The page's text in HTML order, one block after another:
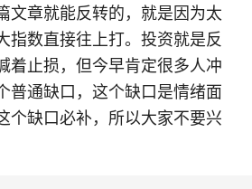
文章就能反转的，就是因为太
指数直接往上打。投资就是反
着止损，但今早肯定很多人冲
普通缺口，这个缺口是情绪面
个缺口必补，所以大家不要兴